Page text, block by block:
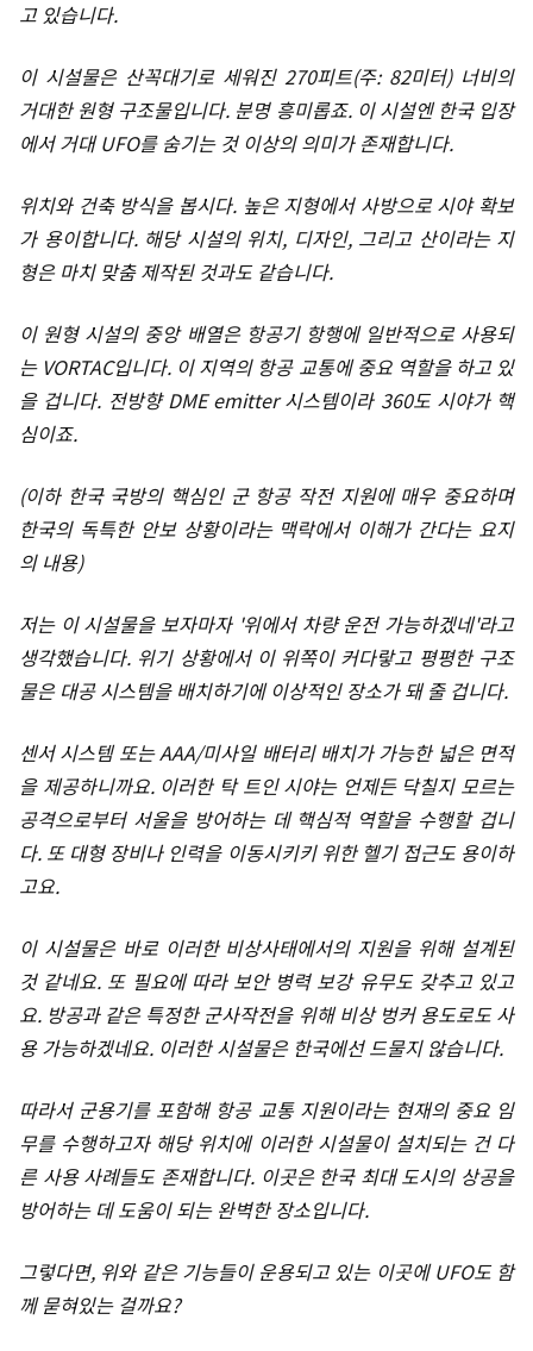
고 있습니다.
이 시설물은 산꼭대기로 세워진 270피트(주: 82미터) 너비의
거대한 원형 구조물입니다. 분명 흥미롭죠. 이 시설엔 한국 입장
에서 거대 UFO를 숨기는 것 이상의 의미가 존재합니다.
위치와 건축 방식을 봅시다. 높은 지형에서 사방으로 시야 확보
가 용이합니다. 해당 시설의 위치, 디자인, 그리고 산이라는 지
형은 마치 맞춤 제작된 것과도 같습니다.
이 원형 시설의 중앙 배열은 항공기 항행에 일반적으로 사용되
는 VORTAC입니다. 이 지역의 항공 교통에 중요 역할을 하고 있
을 겁니다. 전방향 DME ​emitter 시스템이라 360도 시야가 핵
심이죠.
(이하 한국 국방의 핵심인 군 항공 작전 지원에 매우 중요하며
한국의 독특한 안보 상황이라는 맥락에서 이해가 간다는 요지
의 내용)
저는 이 시설물을 보자마자 '위에서 차량 운전 가능하겠네'라고
생각했습니다. 위기 상황에서 이 위쪽이 커다랗고 평평한 구조
물은 대공 시스템을 배치하기에 이상적인 장소가 돼 줄 겁니다.
센서 시스템 또는 AAA/미사일 배터리 배치가 가능한 넓은 면적
을 제공하니까요. 이러한 탁 트인 시야는 언제든 닥칠지 모르는
공격으로부터 서울을 방어하는 데 핵심적 역할을 수행할 겁니
다. 또 대형 장비나 인력을 이동시키키 위한 헬기 접근도 용이하
고요.
이 시설물은 바로 이러한 비상사태에서의 지원을 위해 설계된
것 같네요. 또 필요에 따라 보안 병력 보강 유무도 갖추고 있고
요. 방공과 같은 특정한 군사작전을 위해 비상 벙커 용도로도 사
용 가능하겠네요. 이러한 시설물은 한국에선 드물지 않습니다.
따라서 군용기를 포함해 항공 교통 지원이라는 현재의 중요 임
무를 수행하고자 해당 위치에 이러한 시설물이 설치되는 건 다
른 사용 사례들도 존재합니다. 이곳은 한국 최대 도시의 상공을
방어하는 데 도움이 되는 완벽한 장소입니다.
그렇다면, 위와 같은 기능들이 운용되고 있는 이곳에 UFO도 함
께 묻혀있는 걸까요?